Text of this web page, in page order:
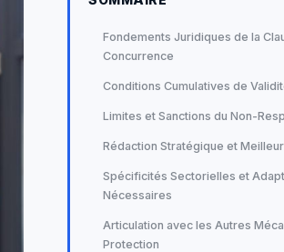
Fondements Juridiques de la
Concurrence
Conditions Cumulatives de
Limites et Sanctions du Non-
Rédaction Stratégique et
Spécificités Sectorielles et
Nécessaires
Articulation avec les Autres
Protection